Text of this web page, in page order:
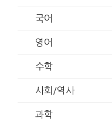
국어
영어
수학
사회/역사
과학